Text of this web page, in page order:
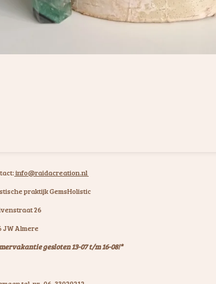
info@raidacreation.nl
praktijk GemsHolistic
26
JW Almere
gesloten 13-07 t/m 16-08!*